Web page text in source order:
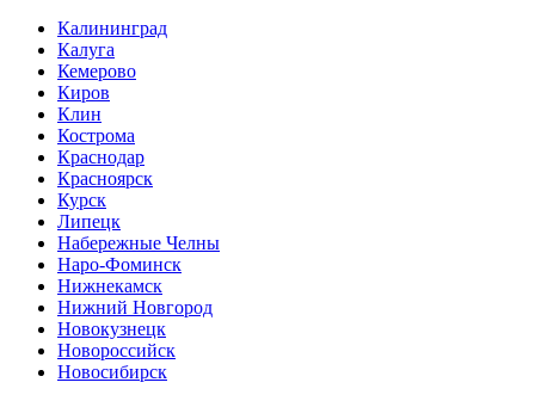
Калининград
Калуга
Кемерово
Киров
Клин
Кострома
Краснодар
Красноярск
Курск
Липецк
Набережные Челны
Наро-Фоминск
Нижнекамск
Нижний Новгород
Новокузнецк
Новороссийск
Новосибирск